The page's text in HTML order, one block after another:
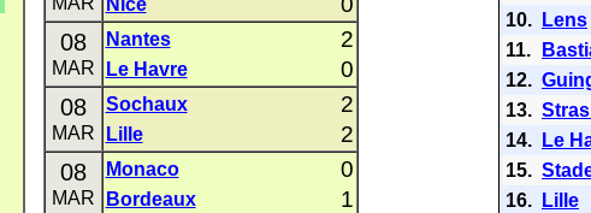
Nice
08
MAR
Nantes 2
Le Havre 0
08
MAR
Sochaux 2
Lille 2
08
MAR
Monaco 0
Bordeaux 1
10.
Lens
11.
12.
13.
14.
Le
15.
16.
Lille